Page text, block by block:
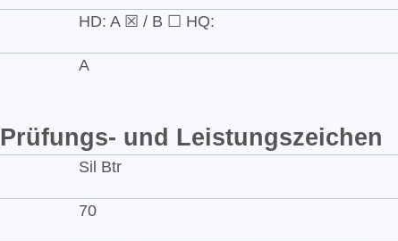
HD: A ☒ / B ☐ HQ:
A
Prüfungs- und Leistungszeichen
Sil Btr
70